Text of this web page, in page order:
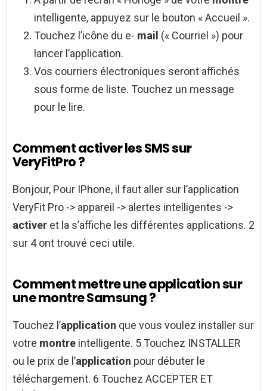
intelligente, appuyez sur le bouton « Accueil ».
Touchez l’icône du e- mail (« Courriel ») pour
lancer l’application.
Vos courriers électroniques seront affichés
sous forme de liste. Touchez un message
pour le lire.
Comment activer les SMS sur
VeryFitPro ?
Bonjour, Pour IPhone, il faut aller sur l’application
VeryFit Pro -> appareil -> alertes intelligentes ->
activer et la s’affiche les différentes applications. 2
sur 4 ont trouvé ceci utile.
Comment mettre une application sur
une montre Samsung ?
Touchez l’application que vous voulez installer sur
votre montre intelligente. 5 Touchez INSTALLER
ou le prix de l’application pour débuter le
téléchargement. 6 Touchez ACCEPTER ET